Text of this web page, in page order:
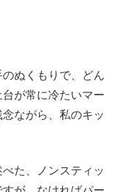
ぬくもりで、どん
が常に冷たいマー
ながら、私のキッ
た、ノンスティッ